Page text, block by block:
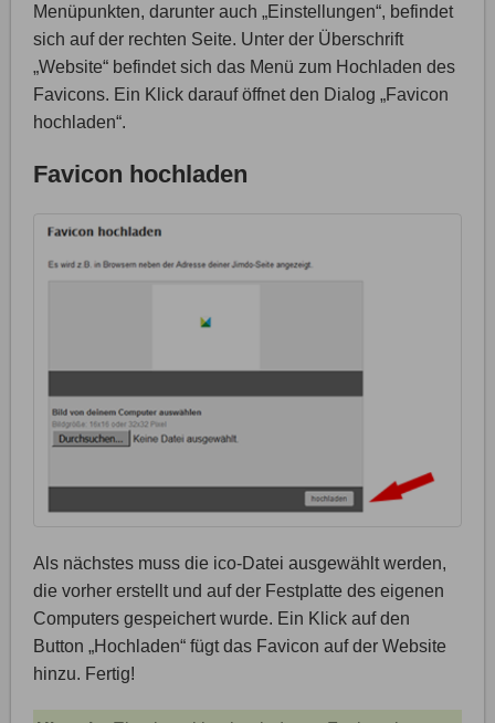
Menüpunkten, darunter auch „Einstellungen“, befindet
sich auf der rechten Seite. Unter der Überschrift
„Website“ befindet sich das Menü zum Hochladen des
Favicons. Ein Klick darauf öffnet den Dialog „Favicon
hochladen“.
Favicon hochladen
Als nächstes muss die ico-Datei ausgewählt werden,
die vorher erstellt und auf der Festplatte des eigenen
Computers gespeichert wurde. Ein Klick auf den
Button „Hochladen“ fügt das Favicon auf der Website
hinzu. Fertig!